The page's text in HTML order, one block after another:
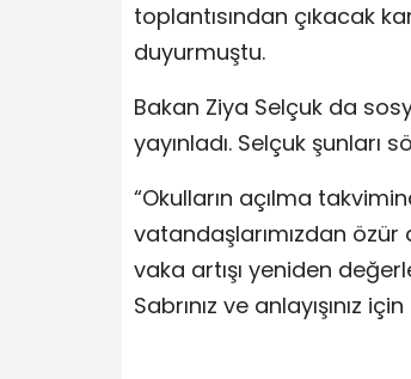
toplantısından çıkacak
duyurmuştu.
Bakan Ziya Selçuk da
yayınladı. Selçuk şunları
“Okulların açılma
vatandaşlarımızdan özür
vaka artışı yeniden
Sabrınız ve anlayışınız